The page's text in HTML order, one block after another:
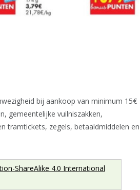
bij aankoop van minimum 15€
gemeentelijke vuilniszakken,
tramtickets, zegels, betaaldmiddelen en
ShareAlike 4.0 International